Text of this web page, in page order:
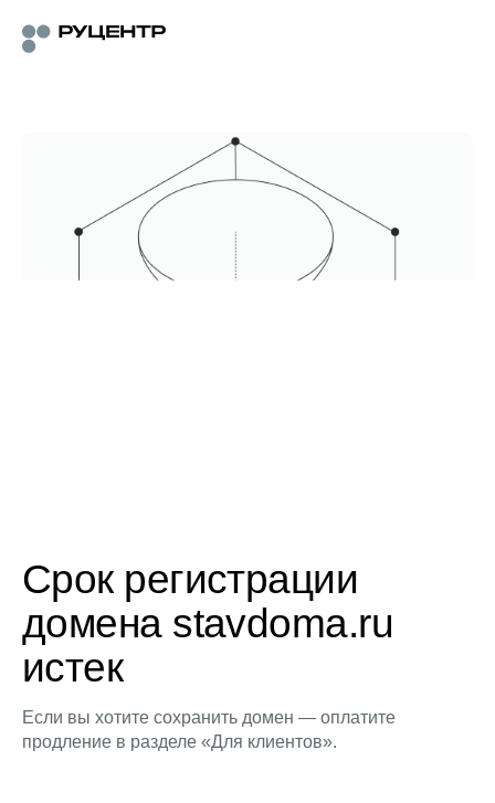
Срок регистрации
домена stavdoma.ru
истек
Если вы хотите сохранить домен — оплатите
продление в разделе «Для клиентов».